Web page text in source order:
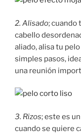
2. Alisado; cuando
cabello
aliado, alisa tu
simples pasos,
una reunión
3. Rizos; este es un
cuando se quiere